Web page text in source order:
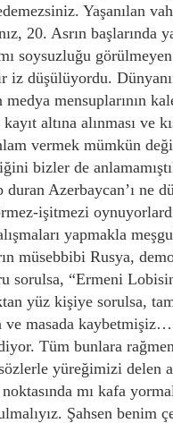
Yaşanılan
20. Asrın başlarında
soysuzluğu
iz düşülüyordu.
mensuplarının
altına alınması ve
vermek mümkün
bizler de
Azerbaycan’ı ne
işitmezi
yapmakla
müsebbibi Rusya,
sorulsa, “Ermeni
yüz kişiye sorulsa,
ve masada
Tüm bunlara
yüreğimizi delen
mı kafa
Şahsen benim